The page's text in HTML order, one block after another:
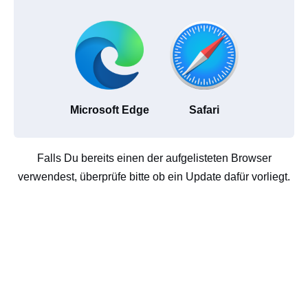
Microsoft Edge Safari
Falls Du bereits einen der aufgelisteten Browser
verwendest, überprüfe bitte ob ein Update dafür vorliegt.